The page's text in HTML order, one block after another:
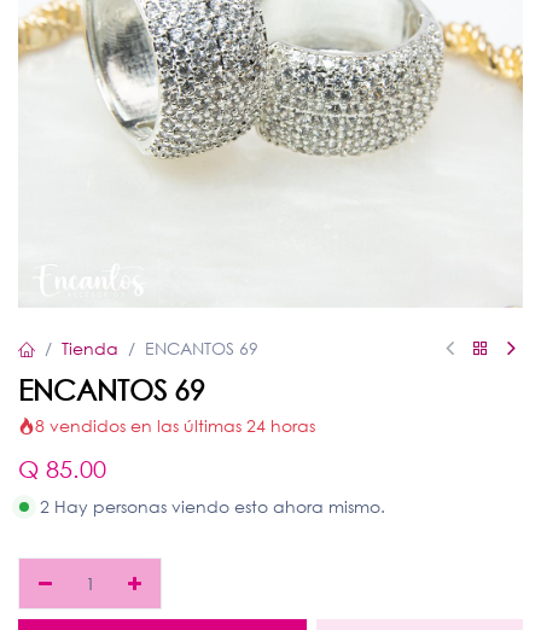
Tienda ENCANTOS 69
ENCANTOS 69
8 vendidos en las últimas 24 horas
Q 85.00
2 Hay personas viendo esto ahora mismo.